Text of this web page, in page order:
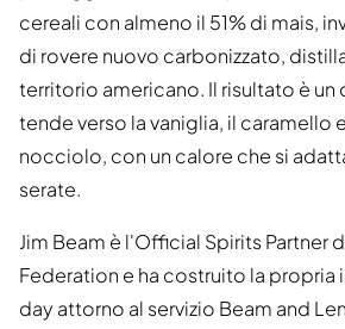
cereali con almeno il 51% di mais,
di rovere nuovo carbonizzato,
territorio americano. Il risultato è un
tende verso la vaniglia, il caramello
nocciolo, con un calore che si
serate.
Jim Beam è l'Official Spirits Partner
Federation e ha costruito la propria
day attorno al servizio Beam and